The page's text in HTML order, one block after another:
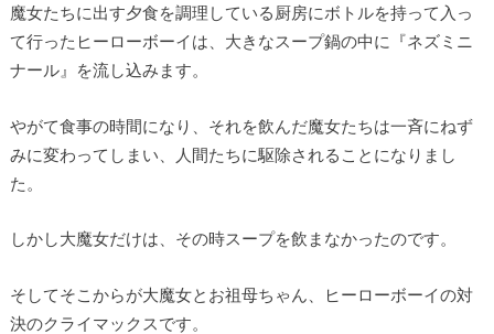
魔女たちに出す夕食を調理している厨房にボトルを持って入っ
て行ったヒーローボーイは、大きなスープ鍋の中に『ネズミニ
ナール』を流し込みます。
やがて食事の時間になり、それを飲んだ魔女たちは一斉にねず
みに変わってしまい、人間たちに駆除されることになりまし
た。
しかし大魔女だけは、その時スープを飲まなかったのです。
そしてそこからが大魔女とお祖母ちゃん、ヒーローボーイの対
決のクライマックスです。